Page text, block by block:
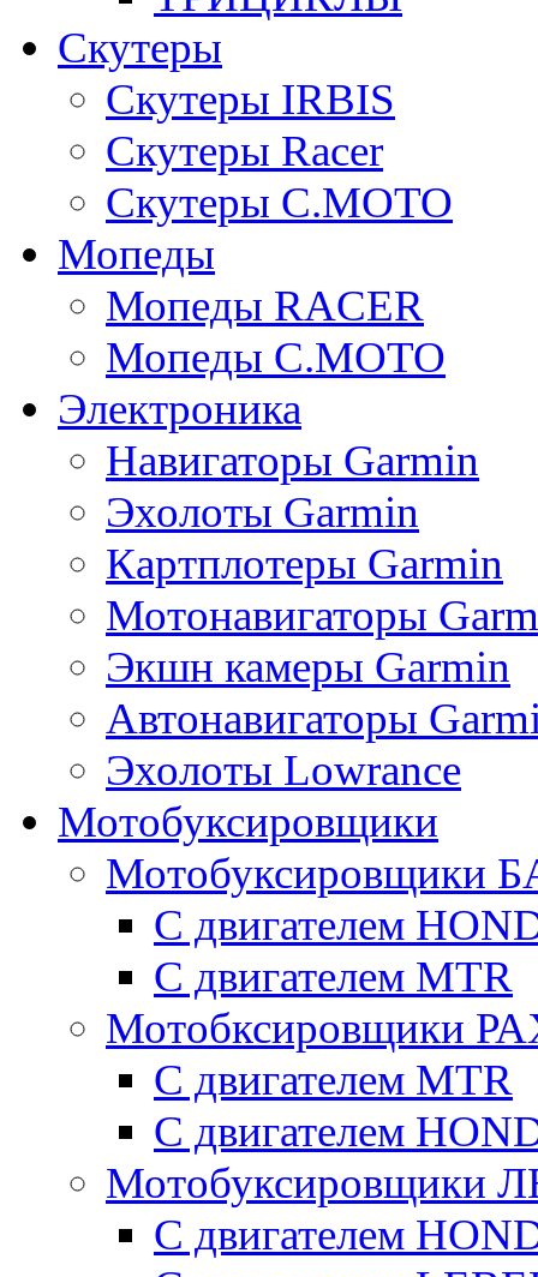
Скутеры
Скутеры IRBIS
Скутеры Racer
Скутеры C.MOTO
Мопеды
Мопеды RACER
Мопеды C.MOTO
Электроника
Навигаторы Garmin
Эхолоты Garmin
Картплотеры Garmin
Мотонавигаторы
Экшн камеры Garmin
Автонавигаторы
Эхолоты Lowrance
Мотобуксировщики
Мотобуксировщики
С двигателем
С двигателем MTR
Мотобксировщики
С двигателем МTR
С двигателем
С двигателем